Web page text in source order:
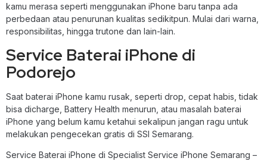
kamu merasa seperti menggunakan iPhone baru tanpa ada
perbedaan atau penurunan kualitas sedikitpun. Mulai dari warna,
responsibilitas, hingga trutone dan lain-lain.
Service Baterai iPhone di
Podorejo
Saat baterai iPhone kamu rusak, seperti drop, cepat habis, tidak
bisa dicharge, Battery Health menurun, atau masalah baterai
iPhone yang belum kamu ketahui sekalipun jangan ragu untuk
melakukan pengecekan gratis di SSI Semarang.
Service Baterai iPhone di Specialist Service iPhone Semarang –